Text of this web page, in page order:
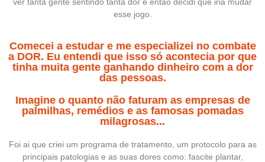
esse jogo.
Comecei a estudar e me especializei no combate
a DOR. Eu entendi que isso só acontecia por que
tinha muita gente ganhando dinheiro com a dor
das pessoas.
Imagine o quanto não faturam as empresas de
palmilhas, remédios e as famosas pomadas
milagrosas...
Foi ai que criei um programa de tratamento, um protocolo para as
principais patologias e as suas dores como: fascite plantar,